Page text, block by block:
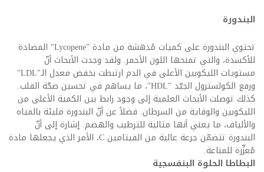
البندورة
تحتوي البندورة على كميات مُدهشة من مادة "Lycopene" المضادة
للأكسدة، والتي تمنحها اللون الأحمر. ولقد وجدت الأبحاث أنّ
مستويات الليكوبين الأعلى في الدم ارتبطت بخفض معدل الـ"LDL"
ورفع الكولسترول الجيّد "HDL"، ما يساهم في تحسين صحّة القلب.
كذلك توصلت الأبحاث العلمية إلى وجود رابط بين الكمية الأعلى من
الليكوبين والوقاية من السرطان. فضلاً عن أنّ البندورة مليئة بالمياه
والألياف، ما يعني أنها مثالية للترطيب والهضم. إشارة إلى أنّ
البندورة تتضمّن جرعة عالية من الفيتامين C، الأمر الذي يجعلها مادة
مُعزِّزة للمناعة.
البطاطا الحلوة البنفسجية